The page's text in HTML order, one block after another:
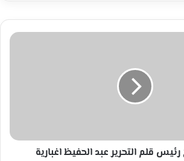
قلم التحرير عبد الحفيظ اغبارية